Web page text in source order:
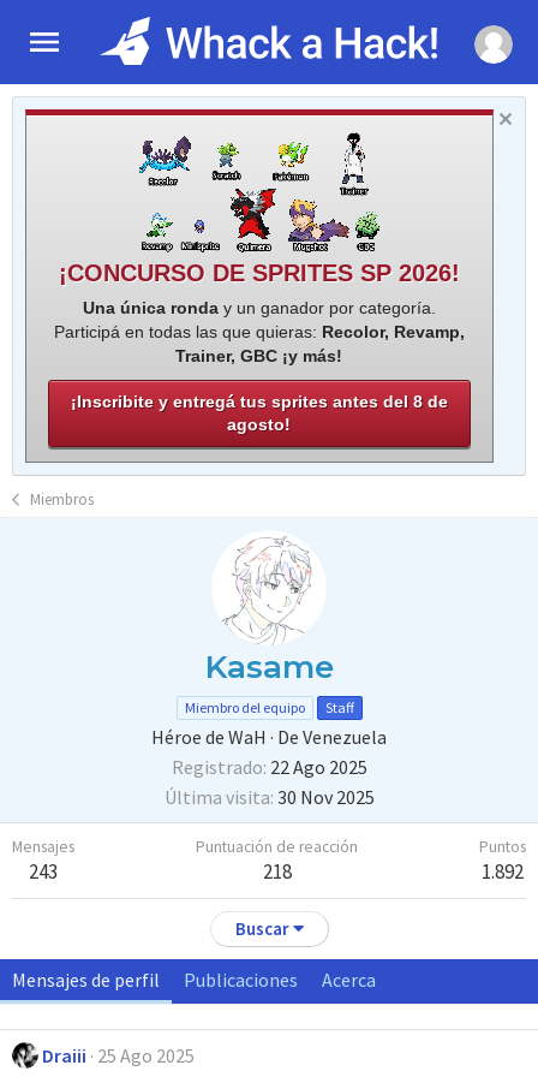
¡CONCURSO DE SPRITES SP 2026!
Una única ronday un ganador por categoría.
Participá en todas las que quieras: Recolor, Revamp,
Trainer, GBC ¡y más!
¡Inscribite y entregá tus sprites antes del 8 de
agosto!
Miembros
Kasame
Miembro del equipo Staff
Héroe de WaH · De Venezuela
Registrado 22 Ago 2025
Última visita 30 Nov 2025
Mensajes
243
Puntuación de reacción
218
Puntos
1.892
Buscar
Mensajes de perfil Publicaciones Acerca
Draiii 25 Ago 2025